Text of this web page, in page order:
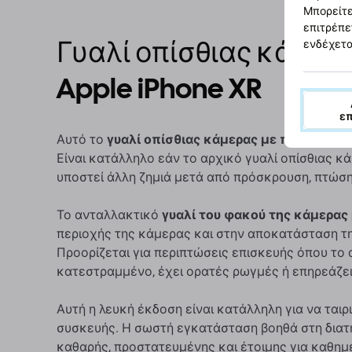
Γυαλί οπίσθιας
Apple iPhone XR
Αυτό το γυαλί οπίσθιας κάμερας με πλαίσιο
Είναι κατάλληλο εάν το αρχικό γυαλί οπίσθιας
υποστεί άλλη ζημιά μετά από πρόσκρουση,
Το ανταλλακτικό γυαλί του φακού της κάμερας
περιοχής της κάμερας και στην αποκατάσταση
Προορίζεται για περιπτώσεις επισκευής όπου το
κατεστραμμένο, έχει ορατές ρωγμές ή
Αυτή η λευκή έκδοση είναι κατάλληλη για να
συσκευής. Η σωστή εγκατάσταση βοηθά στη
καθαρής, προστατευμένης και έτοιμης για